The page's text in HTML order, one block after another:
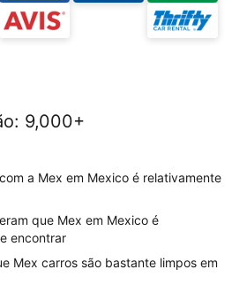
: 9,000+
a Mex em Mexico é relativamente
que Mex em Mexico é
encontrar
Mex carros são bastante limpos em